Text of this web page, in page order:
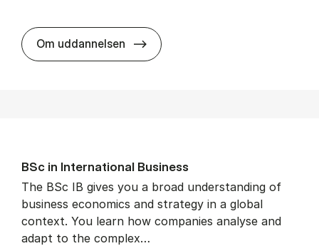
Om uddannelsen BSc in Busi­ness Ad­min­is­tra­tion
BSc in In­ter­na­tion­al Busi­ness
The BSc IB gives you a broad understanding of
business economics and strategy in a global
context. You learn how companies analyse and
adapt to the complex…